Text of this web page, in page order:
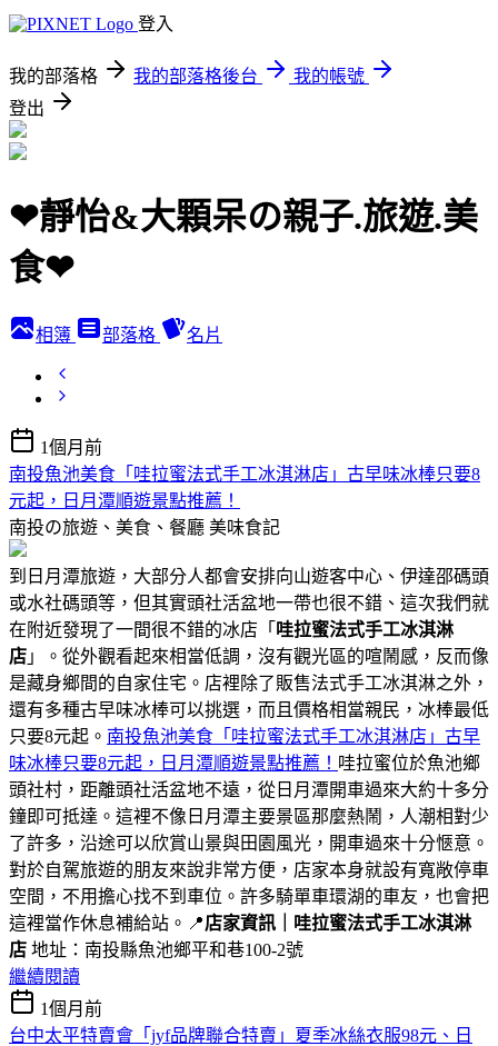
登入
我的部落格 我的部落格後台
我的帳號
登出
❤靜怡&大顆呆の親子.旅遊.美
食❤
相簿 部落格 名片
1個月前
南投魚池美食「哇拉蜜法式手工冰淇淋店」古早味冰棒只要8
元起，日月潭順遊景點推薦！
南投の旅遊、美食、餐廳 美味食記
到日月潭旅遊，大部分人都會安排向山遊客中心、伊達邵碼頭
或水社碼頭等，但其實頭社活盆地一帶也很不錯、這次我們就
在附近發現了一間很不錯的冰店「 哇拉蜜法式手工冰淇淋
店 」。從外觀看起來相當低調，沒有觀光區的喧鬧感，反而像
是藏身鄉間的自家住宅。店裡除了販售法式手工冰淇淋之外，
還有多種古早味冰棒可以挑選，而且價格相當親民，冰棒最低
只要8元起。 南投魚池美食「哇拉蜜法式手工冰淇淋店」古早
味冰棒只要8元起，日月潭順遊景點推薦！ 哇拉蜜位於魚池鄉
頭社村，距離頭社活盆地不遠，從日月潭開車過來大約十多分
鐘即可抵達。這裡不像日月潭主要景區那麼熱鬧，人潮相對少
了許多，沿途可以欣賞山景與田園風光，開車過來十分愜意。
對於自駕旅遊的朋友來說非常方便，店家本身就設有寬敞停車
空間，不用擔心找不到車位。許多騎單車環湖的車友，也會把
這裡當作休息補給站。📍店家資訊｜哇拉蜜法式手工冰淇淋
店 地址：南投縣魚池鄉平和巷100-2號
繼續閱讀
1個月前
台中太平特賣會「jyf品牌聯合特賣」夏季冰絲衣服98元、日